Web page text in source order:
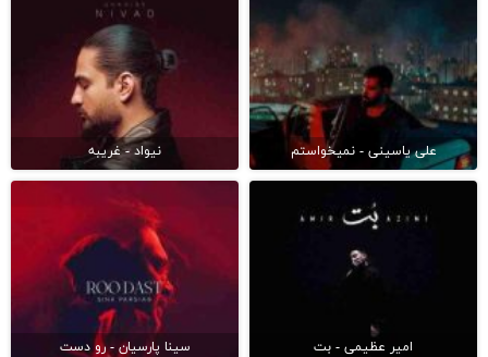
علی یاسینی - نمیخواستم نیواد - غریبه
امیر عظیمی - بت سینا پارسیان - رو دست